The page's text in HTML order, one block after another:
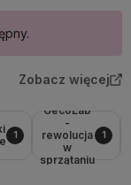
Zobacz więcej
1
GecoLab
-
rewolucja
w
sprzątaniu
1